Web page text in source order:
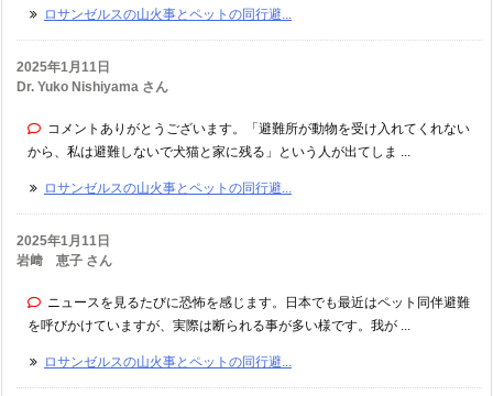
ロサンゼルスの山火事とペットの同行避...
2025年1月11日
Dr. Yuko Nishiyama さん
コメントありがとうございます。「避難所が動物を受け入れてくれない
から、私は避難しないで犬猫と家に残る」という人が出てしま ...
ロサンゼルスの山火事とペットの同行避...
2025年1月11日
岩﨑 恵子 さん
ニュースを見るたびに恐怖を感じます。日本でも最近はペット同伴避難
を呼びかけていますが、実際は断られる事が多い様です。我が ...
ロサンゼルスの山火事とペットの同行避...